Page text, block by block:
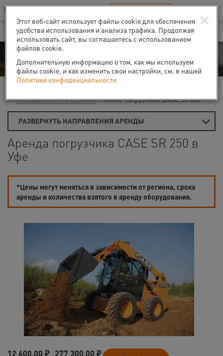
Ваш город:Уфа
В Вашем регионе нет наших офисов RU EN
Аренда
Аренда мини-погрузчика
Мини-погрузчики CASE SR 250
РАЗВЕРНУТЬ НАПРАВЛЕНИЯ АРЕНДЫ
Аренда погрузчика CASE SR 250 в
Уфе
*Цены могут меняться в зависимости от региона, срока
аренды и количества взятого в аренду оборудования.
12 600,00 ₽ 277 300,00 ₽
×
Этот веб-сайт использует файлы cookie для обеспечения
удобства использования и анализа трафика. Продолжая
использовать сайт, вы соглашаетесь с использованием
файлов cookie.
Дополнительную информацию о том, как мы используем
файлы cookie, и как изменить свои настройки, см. в нашей
Политике конфиденциальности